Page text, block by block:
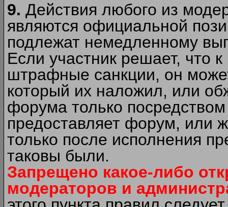
9. Действия любого из
являются официальной
подлежат немедленному
Если участник решает, что
штрафные санкции, он
который их наложил, или
форума только
предоставляет форум, или
только после исполнения
таковы были.
Запрещено какое-либо
модераторов и